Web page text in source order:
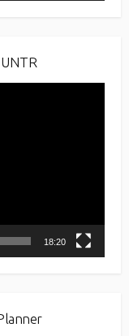
18:20